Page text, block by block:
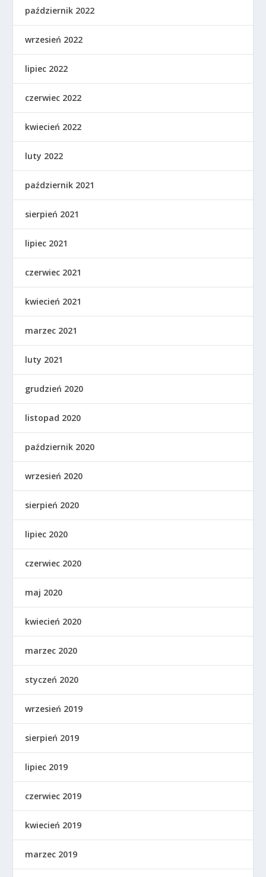
październik 2022
wrzesień 2022
lipiec 2022
czerwiec 2022
kwiecień 2022
luty 2022
październik 2021
sierpień 2021
lipiec 2021
czerwiec 2021
kwiecień 2021
marzec 2021
luty 2021
grudzień 2020
listopad 2020
październik 2020
wrzesień 2020
sierpień 2020
lipiec 2020
czerwiec 2020
maj 2020
kwiecień 2020
marzec 2020
styczeń 2020
wrzesień 2019
sierpień 2019
lipiec 2019
czerwiec 2019
kwiecień 2019
marzec 2019